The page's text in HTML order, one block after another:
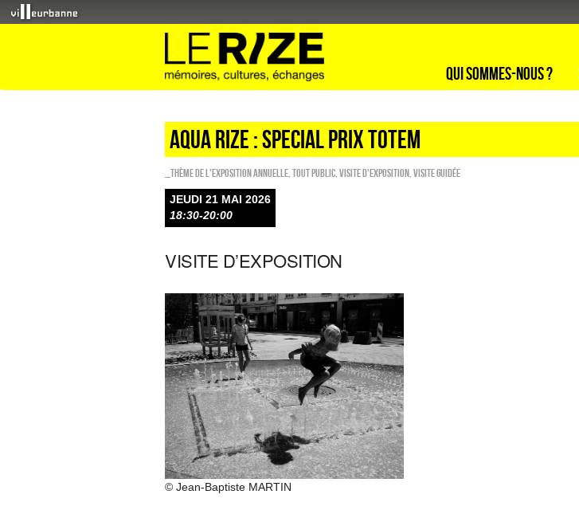
Qui sommes-nous ?
AQUA RIZE : SPECIAL PRIX TOTEM
_Thème de l'exposition annuelle Tout public Visite d'exposition Visite guidée
JEUDI 21 MAI 2026
18:30-20:00
VISITE D’EXPOSITION
© Jean-Baptiste MARTIN